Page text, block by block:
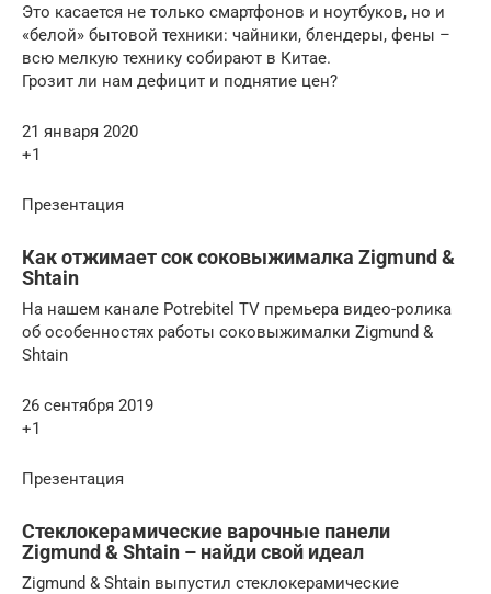
Это касается не только смартфонов и ноутбуков, но и
«белой» бытовой техники: чайники, блендеры, фены –
всю мелкую технику собирают в Китае.
Грозит ли нам дефицит и поднятие цен?
21 января 2020
+1
Презентация
Как отжимает сок соковыжималка Zigmund &
Shtain
На нашем канале Potrebitel TV премьера видео-ролика
об особенностях работы соковыжималки Zigmund &
Shtain
26 сентября 2019
+1
Презентация
Стеклокерамические варочные панели
Zigmund & Shtain – найди свой идеал
Zigmund & Shtain выпустил стеклокерамические